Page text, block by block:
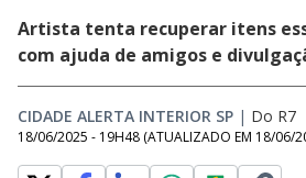
Artista tenta recuperar itens
com ajuda de amigos e
CIDADE ALERTA INTERIOR SP | Do R7
18/06/2025 - 19H48 (ATUALIZADO EM 18/06/